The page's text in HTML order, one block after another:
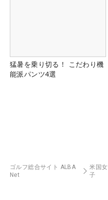
猛暑を乗り切る！ こだわり機
能派パンツ4選
ゴルフ総合サイト ALBA
Net
米国女
子